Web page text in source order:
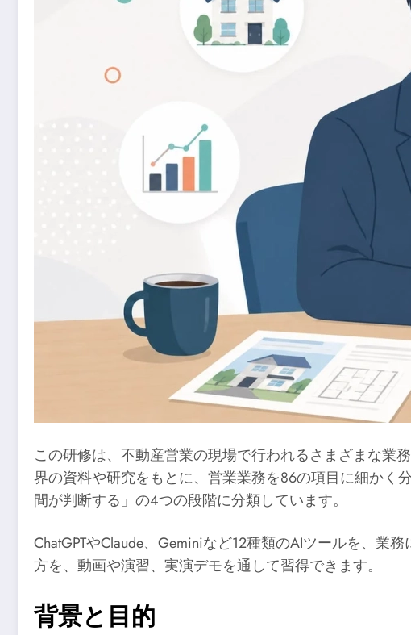
この研修は、不動産営業の現場で行われるさまざまな業
界の資料や研究をもとに、営業業務を86の項目に細かく
間が判断する」の4つの段階に分類しています。
ChatGPTやClaude、Geminiなど12種類のAIツールを、業
方を、動画や演習、実演デモを通して習得できます。
背景と目的